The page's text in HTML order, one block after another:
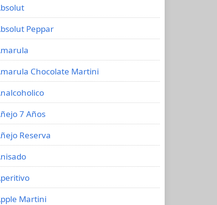
Peppar
Chocolate Martini
7 Años
Reserva
Martini